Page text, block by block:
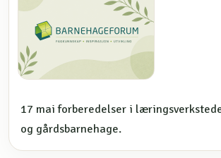
17 mai forberedelser i
og gårdsbarnehage.